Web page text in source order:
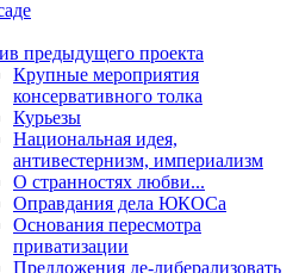
предыдущего проекта
Крупные мероприятия
консервативного толка
Курьезы
Национальная идея,
антивестернизм, империализм
О странностях любви...
Оправдания дела ЮКОСа
Основания пересмотра
приватизации
Предложения де-либерализовать